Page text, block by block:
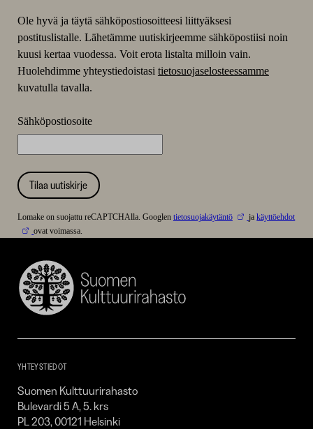
Ole hyvä ja täytä sähköpostiosoitteesi liittyäksesi
postituslistalle. Lähetämme uutiskirjeemme sähköpostiisi noin
kuusi kertaa vuodessa. Voit erota listalta milloin vain.
Huolehdimme yhteystiedoistasi tietosuojaselosteessamme
kuvatulla tavalla.
Sähköpostiosoite
Tilaa uutiskirje
Lomake on suojattu reCAPTCHAlla. Googlen tietosuojakäytäntö jakäyttöehdot
ovat voimassa.
Suomen
Kulttuurirahasto
YHTEYSTIEDOT
Suomen Kulttuurirahasto
Bulevardi 5 A, 5. krs
PL 203, 00121 Helsinki